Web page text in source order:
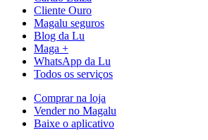
Cliente Ouro
Magalu seguros
Blog da Lu
Maga +
WhatsApp da Lu
Todos os serviços
Comprar na loja
Vender no Magalu
Baixe o aplicativo